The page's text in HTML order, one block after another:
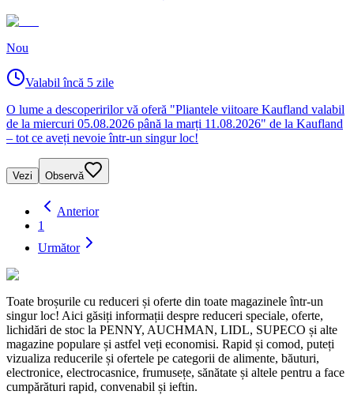
Nou
Valabil încă 5 zile
O lume a descoperirilor vă oferă "Pliantele viitoare Kaufland valabil
de la miercuri 05.08.2026 până la marți 11.08.2026" de la Kaufland
– tot ce aveți nevoie într-un singur loc!
Vezi Observă
Anterior
1
Următor
Toate broșurile cu reduceri și oferte din toate magazinele într-un
singur loc! Aici găsiți informații despre reduceri speciale, oferte,
lichidări de stoc la PENNY, AUCHMAN, LIDL, SUPECO și alte
magazine populare și astfel veți economisi. Rapid și comod, puteți
vizualiza reducerile și ofertele pe categorii de alimente, băuturi,
electronice, electrocasnice, frumusețe, sănătate și altele pentru a face
cumpărături rapid, convenabil și ieftin.